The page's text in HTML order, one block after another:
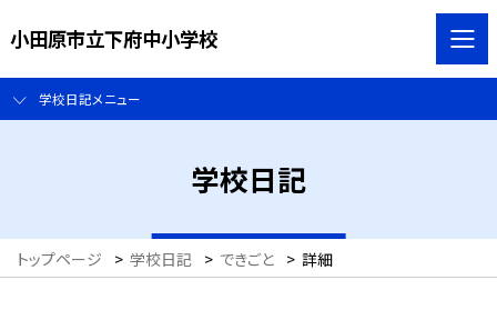
小田原市立下府中小学校
学校日記メニュー
学校日記
トップページ > 学校日記 > できごと > 詳細